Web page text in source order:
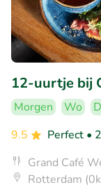
12-uurtje bij
Morgen Wo
9.5
Perfect •
Grand Café
Rotterdam